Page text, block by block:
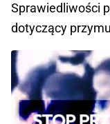
Sprawiedliwości
dotyczący